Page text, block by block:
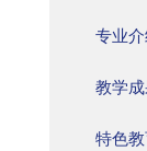
专业介
教学
特色